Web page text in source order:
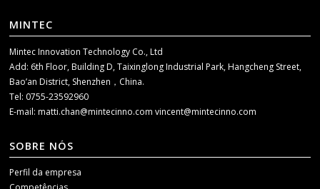
MINTEC
Mintec Innovation Technology Co., Ltd
Add: 6th Floor, Building D, Taixinglong Industrial Park, Hangcheng Street,
Bao’an District, Shenzhen，China.
Tel: 0755-23592960
E-mail:matti.chan@mintecinno.comvincent@mintecinno.com
SOBRE NÓS
Perfil da empresa